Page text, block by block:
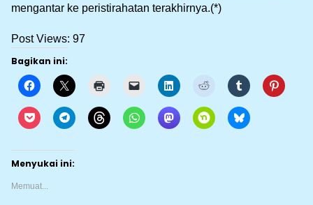
mengantar ke peristirahatan terakhirnya.(*)
Post Views: 97
Bagikan ini:
Menyukai ini:
Memuat...